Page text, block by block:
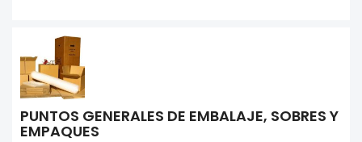
PUNTOS GENERALES DE EMBALAJE, SOBRES Y
EMPAQUES